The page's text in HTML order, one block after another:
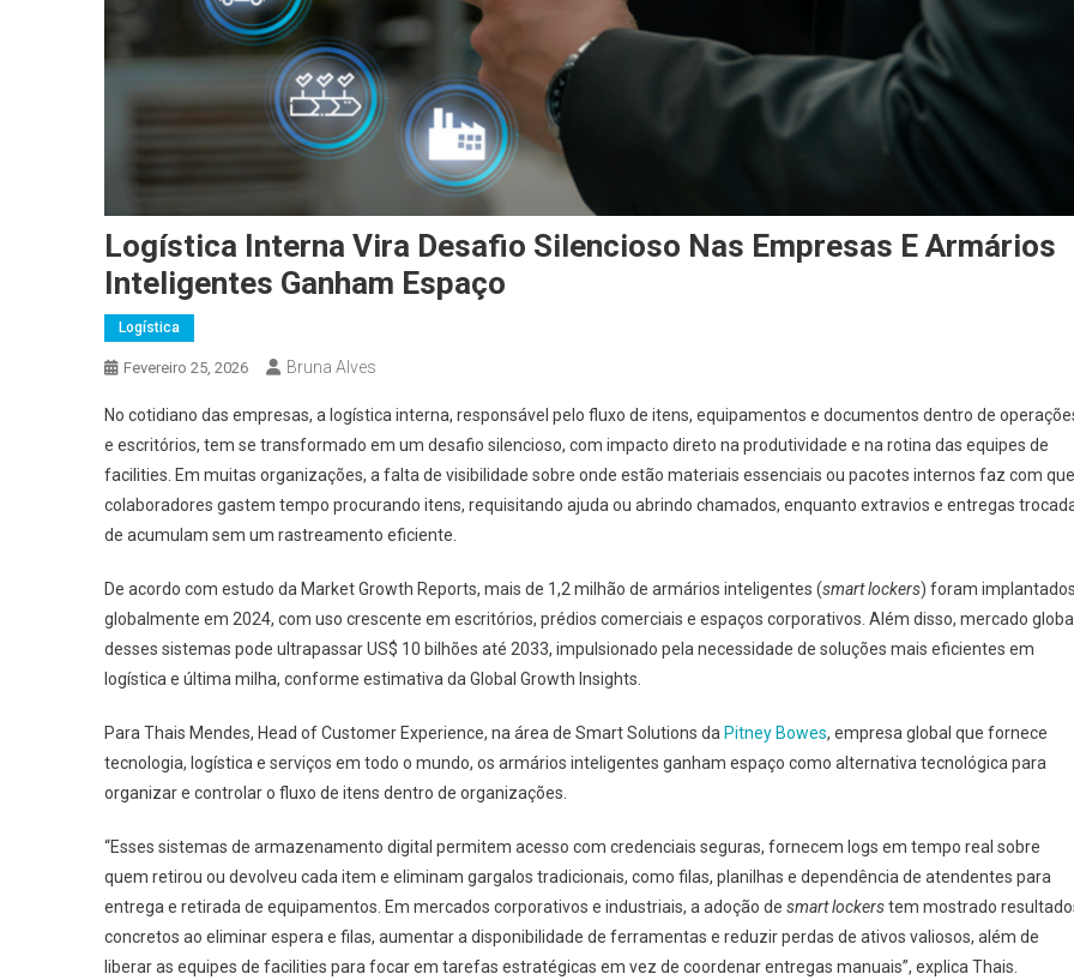
Logística Interna Vira Desafio Silencioso Nas Empresas E Armários
Inteligentes Ganham Espaço
Logística
Fevereiro 25, 2026 Bruna Alves
No cotidiano das empresas, a logística interna, responsável pelo fluxo de itens, equipamentos e documentos dentro de
e escritórios, tem se transformado em um desafio silencioso, com impacto direto na produtividade e na rotina das equipes de
facilities. Em muitas organizações, a falta de visibilidade sobre onde estão materiais essenciais ou pacotes internos faz com que
colaboradores gastem tempo procurando itens, requisitando ajuda ou abrindo chamados, enquanto extravios e entregas
de acumulam sem um rastreamento eficiente.
De acordo com estudo da Market Growth Reports, mais de 1,2 milhão de armários inteligentes (smart lockers) foram implantados
globalmente em 2024, com uso crescente em escritórios, prédios comerciais e espaços corporativos. Além disso, mercado global
desses sistemas pode ultrapassar US$ 10 bilhões até 2033, impulsionado pela necessidade de soluções mais eficientes em
logística e última milha, conforme estimativa da Global Growth Insights.
Para Thais Mendes, Head of Customer Experience, na área de Smart Solutions da Pitney Bowes, empresa global que fornece
tecnologia, logística e serviços em todo o mundo, os armários inteligentes ganham espaço como alternativa tecnológica para
organizar e controlar o fluxo de itens dentro de organizações.
“Esses sistemas de armazenamento digital permitem acesso com credenciais seguras, fornecem logs em tempo real sobre
quem retirou ou devolveu cada item e eliminam gargalos tradicionais, como filas, planilhas e dependência de atendentes para
entrega e retirada de equipamentos. Em mercados corporativos e industriais, a adoção de smart lockerstem mostrado
concretos ao eliminar espera e filas, aumentar a disponibilidade de ferramentas e reduzir perdas de ativos valiosos, além de
liberar as equipes de facilities para focar em tarefas estratégicas em vez de coordenar entregas manuais”, explica Thais.